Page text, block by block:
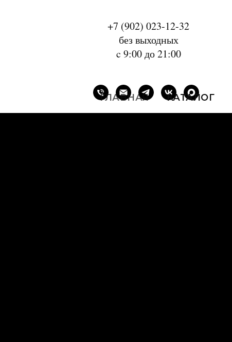
+7 (902) 023-12-32
без выходных
c 9:00 до 21:00
ГЛАВНАЯ КАТАЛОГ